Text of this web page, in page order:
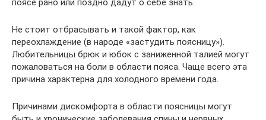
Не стоит отбрасывать и такой фактор, как
переохлаждение (в народе «застудить поясницу»).
Любительницы брюк и юбок с заниженной талией могут
пожаловаться на боли в области пояса. Чаще всего эта
причина характерна для холодного времени года.
Причинами дискомфорта в области поясницы могут